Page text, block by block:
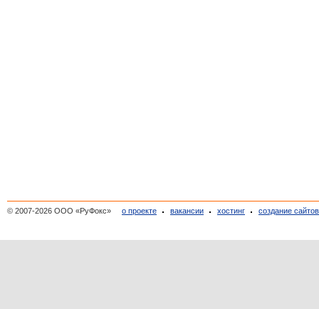
© 2007-2026 ООО «РуФокс» о проекте вакансии хостинг создание сайтов